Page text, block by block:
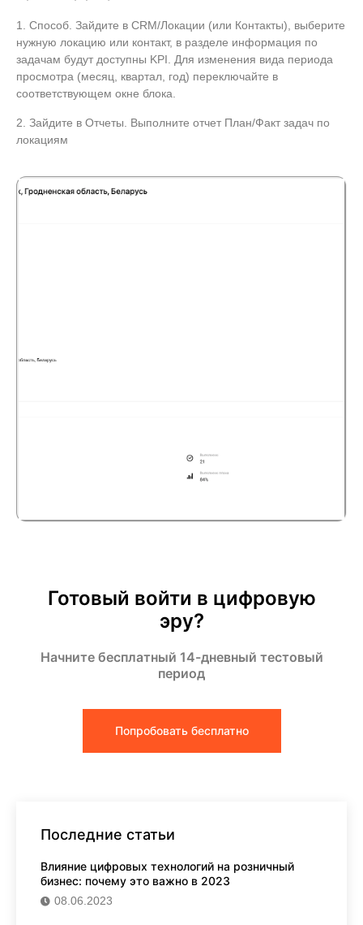
1. Способ. Зайдите в CRM/Локации (или Контакты), выберите
нужную локацию или контакт, в разделе информация по
задачам будут доступны KPI. Для изменения вида периода
просмотра (месяц, квартал, год) переключайте в
соответствующем окне блока.
2. Зайдите в Отчеты. Выполните отчет План/Факт задач по
локациям
Готовый войти в цифровую
эру?
Начните бесплатный 14-дневный тестовый
период
Попробовать бесплатно
Последние статьи
Влияние цифровых технологий на розничный
бизнес: почему это важно в 2023
08.06.2023